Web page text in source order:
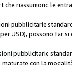
che riassumono le
pubblicitarie
USD), possono far
pubblicitarie
maturate con la